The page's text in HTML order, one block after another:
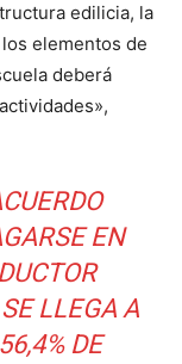
edilicia, la
elementos de
deberá
EN
LLEGA A
DE